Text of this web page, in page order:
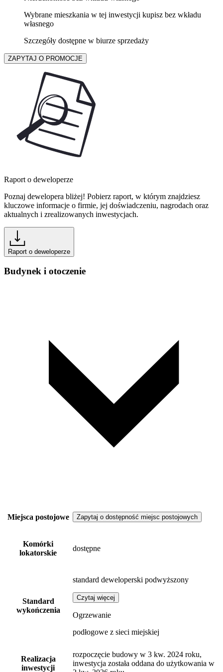
Wybrane mieszkania w tej inwestycji kupisz bez wkładu
własnego
Szczegóły dostępne w biurze sprzedaży
ZAPYTAJ O PROMOCJE
Raport o deweloperze
Poznaj dewelopera bliżej! Pobierz raport, w którym znajdziesz
kluczowe informacje o firmie, jej doświadczeniu, nagrodach oraz
aktualnych i zrealizowanych inwestycjach.
Raport o deweloperze
Budynek i otoczenie
Miejsca postojowe Zapytaj o dostępność miejsc postojowych
Komórki
lokatorskie
dostępne
Standard
wykończenia
standard deweloperski podwyższony
Czytaj więcej
Ogrzewanie
podłogowe z sieci miejskiej
Realizacja
inwestycji
rozpoczęcie budowy w 3 kw. 2024 roku,
inwestycja została oddana do użytkowania w